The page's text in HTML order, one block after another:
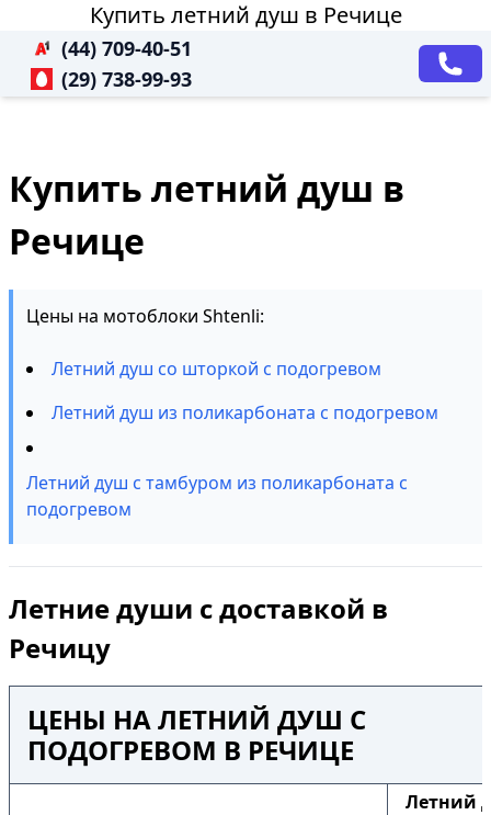
Купить летний душ в Речице
(44) 709-40-51
(29) 738-99-93
Купить летний душ в
Речице
Цены на мотоблоки Shtenli:
Летний душ со шторкой с подогревом
Летний душ из поликарбоната с подогревом
Летний душ с тамбуром из поликарбоната с
подогревом
Летние души с доставкой в
Речицу
ЦЕНЫ НА ЛЕТНИЙ ДУШ С
ПОДОГРЕВОМ В РЕЧИЦЕ
Летний